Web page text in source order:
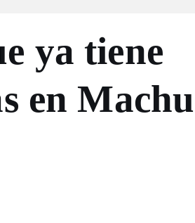
ya tiene
en Machu